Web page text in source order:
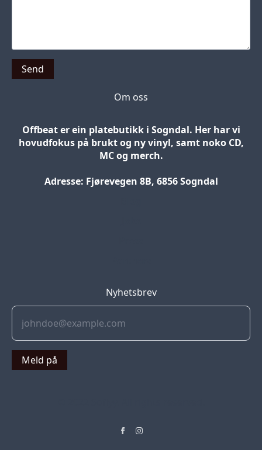
Send
Om oss
Offbeat er ein platebutikk i Sogndal. Her har vi
hovudfokus på brukt og ny vinyl, samt noko CD,
MC og merch.
Adresse: Fjørevegen 8B, 6856 Sogndal
Nyhetsbrev
Meld på